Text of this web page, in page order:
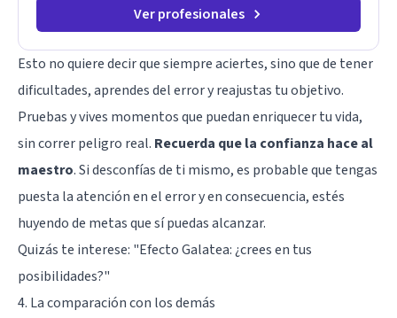
Ver profesionales
Esto no quiere decir que siempre aciertes, sino que de tener
dificultades, aprendes del error y reajustas tu objetivo.
Pruebas y vives momentos que puedan enriquecer tu vida,
sin correr peligro real. Recuerda que la confianza hace al
maestro. Si desconfías de ti mismo, es probable que tengas
puesta la atención en el error y en consecuencia, estés
huyendo de metas que sí puedas alcanzar.
Quizás te interese: "Efecto Galatea: ¿crees en tus
posibilidades?"
4. La comparación con los demás